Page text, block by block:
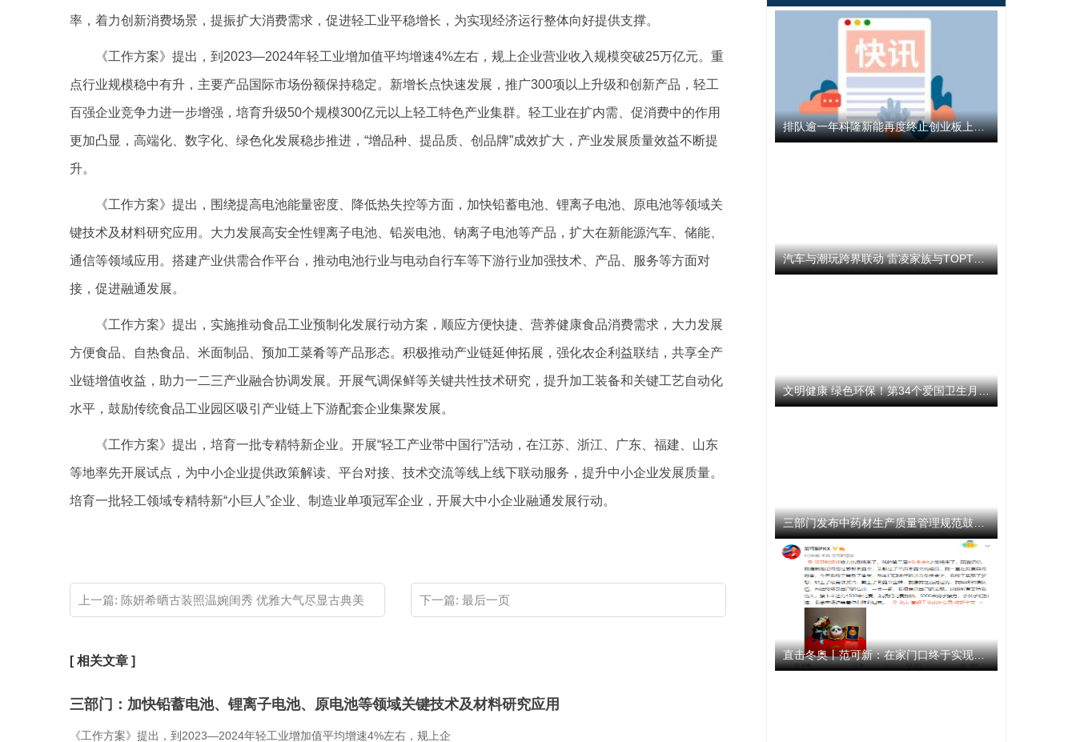
率，着力创新消费场景，提振扩大消费需求，促进轻工业平稳增长，为实现经济运行整体向好提供支撑。
《工作方案》提出，到2023—2024年轻工业增加值平均增速4%左右，规上企业营业收入规模突破25万亿元。重
点行业规模稳中有升，主要产品国际市场份额保持稳定。新增长点快速发展，推广300项以上升级和创新产品，轻工
百强企业竞争力进一步增强，培育升级50个规模300亿元以上轻工特色产业集群。轻工业在扩内需、促消费中的作用
更加凸显，高端化、数字化、绿色化发展稳步推进，“增品种、提品质、创品牌”成效扩大，产业发展质量效益不断提
升。
《工作方案》提出，围绕提高电池能量密度、降低热失控等方面，加快铅蓄电池、锂离子电池、原电池等领域关
键技术及材料研究应用。大力发展高安全性锂离子电池、铅炭电池、钠离子电池等产品，扩大在新能源汽车、储能、
通信等领域应用。搭建产业供需合作平台，推动电池行业与电动自行车等下游行业加强技术、产品、服务等方面对
接，促进融通发展。
《工作方案》提出，实施推动食品工业预制化发展行动方案，顺应方便快捷、营养健康食品消费需求，大力发展
方便食品、自热食品、米面制品、预加工菜肴等产品形态。积极推动产业链延伸拓展，强化农企利益联结，共享全产
业链增值收益，助力一二三产业融合协调发展。开展气调保鲜等关键共性技术研究，提升加工装备和关键工艺自动化
水平，鼓励传统食品工业园区吸引产业链上下游配套企业集聚发展。
《工作方案》提出，培育一批专精特新企业。开展“轻工产业带中国行”活动，在江苏、浙江、广东、福建、山东
等地率先开展试点，为中小企业提供政策解读、平台对接、技术交流等线上线下联动服务，提升中小企业发展质量。
培育一批轻工领域专精特新“小巨人”企业、制造业单项冠军企业，开展大中小企业融通发展行动。
上一篇: 陈妍希晒古装照温婉闺秀 优雅大气尽显古典美 下一篇:最后一页
[ 相关文章 ]
三部门：加快铅蓄电池、锂离子电池、原电池等领域关键技术及材料研究应用
《工作方案》提出，到2023—2024年轻工业增加值平均增速4%左右，规上企
排队逾一年科隆新能再度终止创业板上市 公司撤回发行上市申请文件
汽车与潮玩跨界联动 雷凌家族与TOPTOY开启跨界联名合作
文明健康 绿色环保！第34个爱国卫生月活动启动
三部门发布中药材生产质量管理规范鼓励企业开展选育
直击冬奥丨范可新：在家门口终于实现了梦想 我始终相信队伍